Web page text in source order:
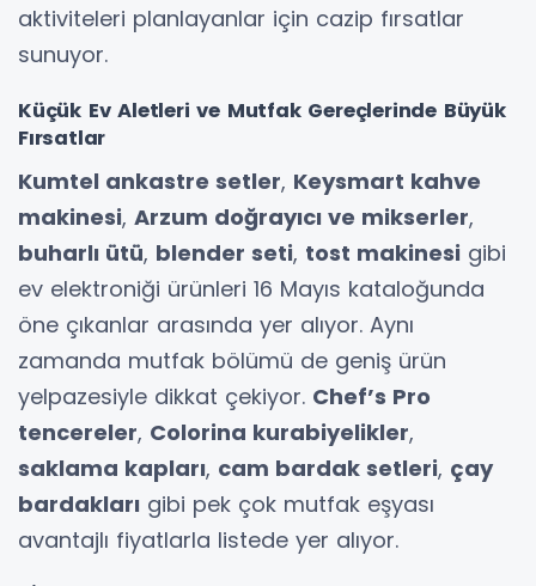
aktiviteleri planlayanlar için cazip fırsatlar
sunuyor.
Küçük Ev Aletleri ve Mutfak Gereçlerinde Büyük
Fırsatlar
Kumtel ankastre setler, Keysmart kahve
makinesi, Arzum doğrayıcı ve mikserler,
buharlı ütü, blender seti, tost makinesi gibi
ev elektroniği ürünleri 16 Mayıs kataloğunda
öne çıkanlar arasında yer alıyor. Aynı
zamanda mutfak bölümü de geniş ürün
yelpazesiyle dikkat çekiyor. Chef’s Pro
tencereler, Colorina kurabiyelikler,
saklama kapları, cam bardak setleri, çay
bardakları gibi pek çok mutfak eşyası
avantajlı fiyatlarla listede yer alıyor.